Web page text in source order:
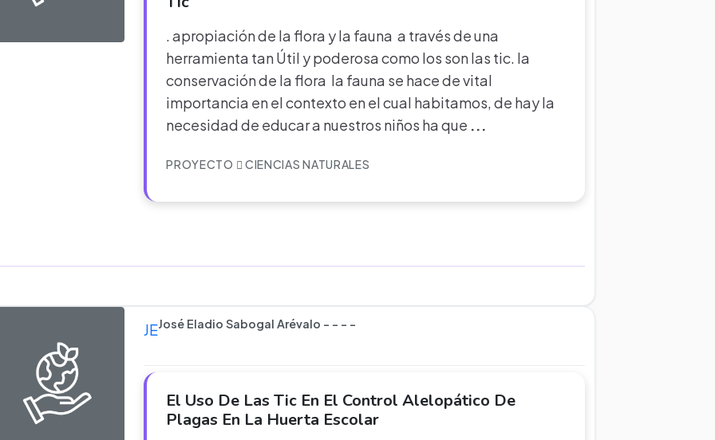
. apropiación de la flora y la fauna a través de una
herramienta tan Útil y poderosa como los son las tic. la
conservación de la flora la fauna se hace de vital
importancia en el contexto en el cual habitamos, de hay la
necesidad de educar a nuestros niños ha que ...
PROYECTO CIENCIAS NATURALES
JEJosé Eladio Sabogal Arévalo - - - -
El Uso De Las Tic En El Control Alelopático De
Plagas En La Huerta Escolar